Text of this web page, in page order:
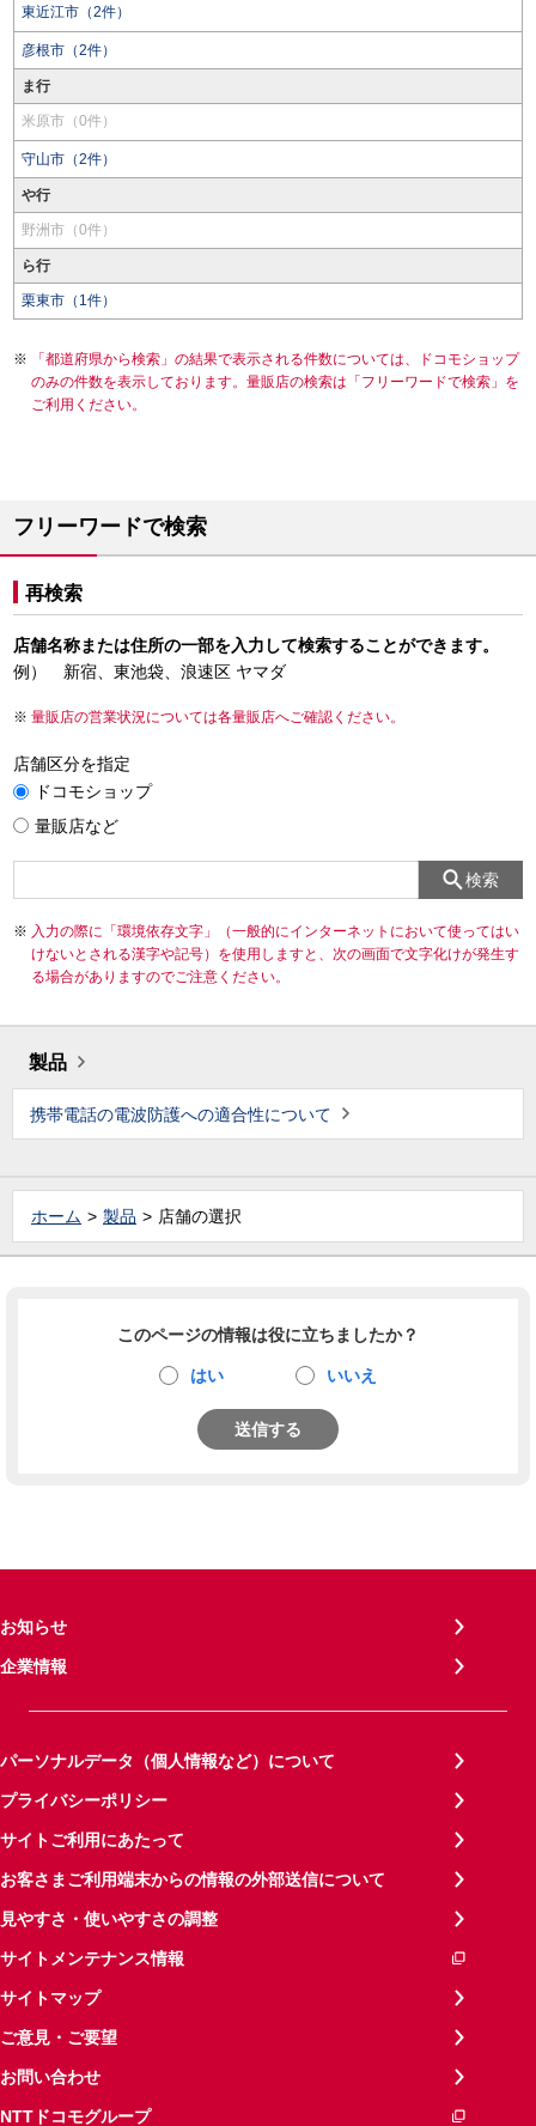
東近江市（2件）
彦根市（2件）
ま行
米原市（0件）
守山市（2件）
や行
野洲市（0件）
ら行
栗東市（1件）
「都道府県から検索」の結果で表示される件数については、ドコモショップ
のみの件数を表示しております。量販店の検索は「フリーワードで検索」を
ご利用ください。
フリーワードで検索
再検索
店舗名称または住所の一部を入力して検索することができます。
例） 新宿、東池袋、浪速区 ヤマダ
量販店の営業状況については各量販店へご確認ください。
店舗区分を指定
ドコモショップ
量販店など
検索
入力の際に「環境依存文字」（一般的にインターネットにおいて使ってはい
けないとされる漢字や記号）を使用しますと、次の画面で文字化けが発生す
る場合がありますのでご注意ください。
製品
携帯電話の電波防護への適合性について
ホーム 製品 店舗の選択
このページの情報は役に立ちましたか？
はい いいえ
送信する
お知らせ
企業情報
パーソナルデータ（個人情報など）について
プライバシーポリシー
サイトご利用にあたって
お客さまご利用端末からの情報の外部送信について
見やすさ・使いやすさの調整
サイトメンテナンス情報
サイトマップ
ご意見・ご要望
お問い合わせ
NTTドコモグループ